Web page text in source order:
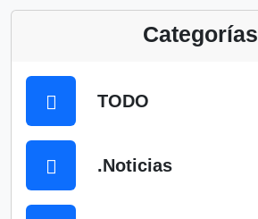
Categorías
TODO
.Noticias